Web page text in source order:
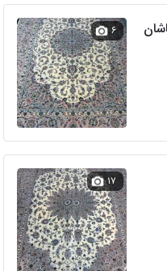
۶
۱۷